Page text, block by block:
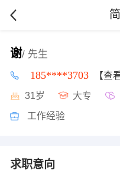
谢/ 先生
185****3703 【查
31岁 大专
工作经验
求职意向